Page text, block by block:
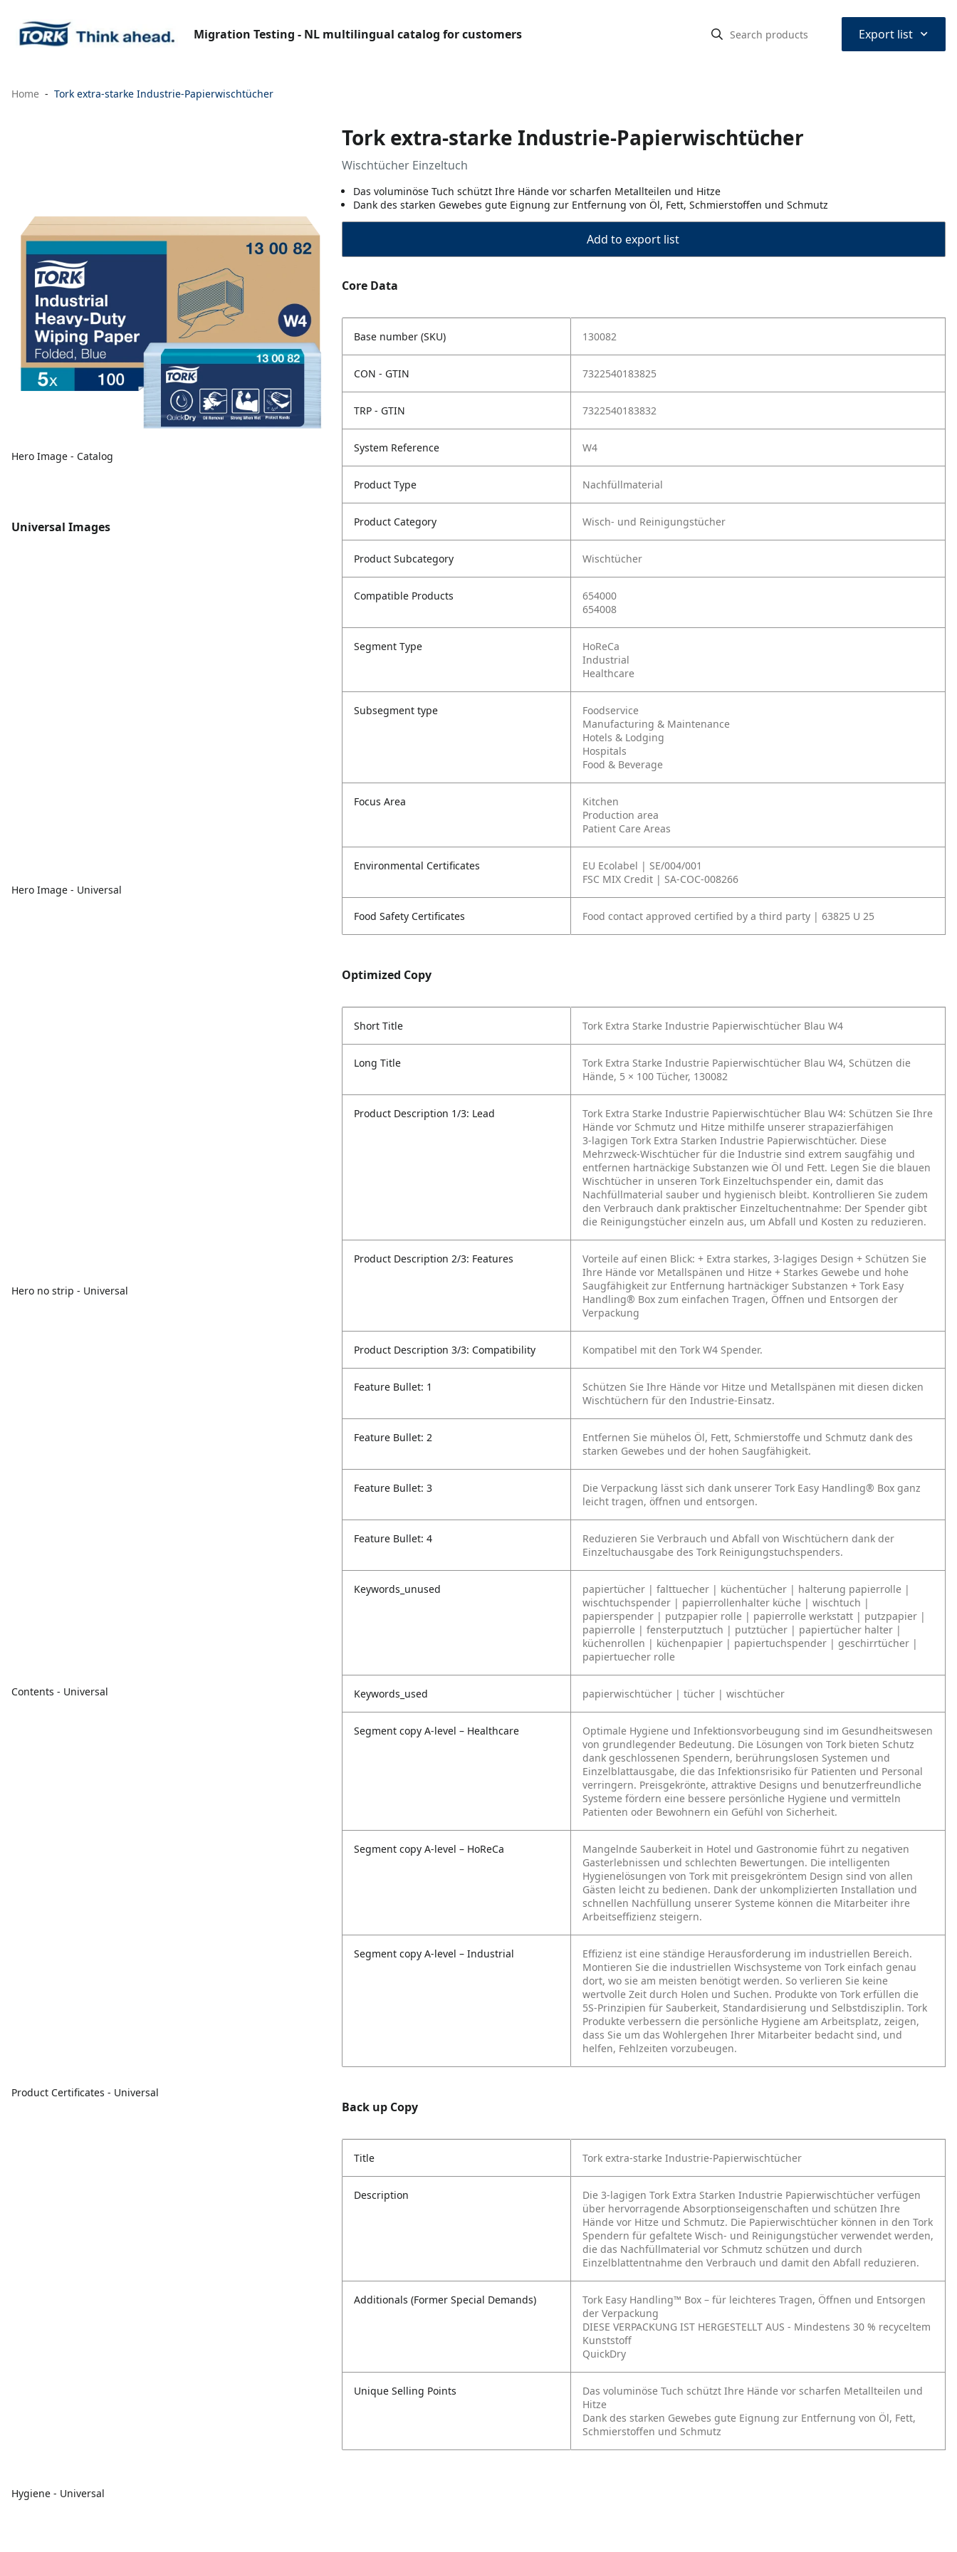
Migration Testing - NL multilingual catalog for customers Export list ⌃
Home Tork extra-starke Industrie-Papierwischtücher
Hero Image - Catalog
Universal Images
Hero Image - Universal
Hero no strip - Universal
Contents - Universal
Product Certificates - Universal
Hygiene - Universal
Tork extra-starke Industrie-Papierwischtücher
Wischtücher Einzeltuch
Das voluminöse Tuch schützt Ihre Hände vor scharfen Metallteilen und Hitze
Dank des starken Gewebes gute Eignung zur Entfernung von Öl, Fett, Schmierstoffen und Schmutz
Add to export list
Core Data
Base number (SKU) 130082
CON - GTIN 7322540183825
TRP - GTIN 7322540183832
System Reference W4
Product Type Nachfüllmaterial
Product Category Wisch- und Reinigungstücher
Product Subcategory Wischtücher
Compatible Products
654000
654008
Segment Type
HoReCa
Industrial
Healthcare
Subsegment type
Foodservice
Manufacturing & Maintenance
Hotels & Lodging
Hospitals
Food & Beverage
Focus Area
Kitchen
Production area
Patient Care Areas
Environmental Certificates
EU Ecolabel | SE/004/001
FSC MIX Credit | SA-COC-008266
Food Safety Certificates Food contact approved certified by a third party | 63825 U 25
Optimized Copy
Short Title Tork Extra Starke Industrie Papierwischtücher Blau W4
Long Title
Tork Extra Starke Industrie Papierwischtücher Blau W4, Schützen die
Hände, 5 × 100 Tücher, 130082
Product Description 1/3: Lead Tork Extra Starke Industrie Papierwischtücher Blau W4: Schützen Sie Ihre
Hände vor Schmutz und Hitze mithilfe unserer strapazierfähigen
3‑lagigen Tork Extra Starken Industrie Papierwischtücher. Diese
Mehrzweck-Wischtücher für die Industrie sind extrem saugfähig und
entfernen hartnäckige Substanzen wie Öl und Fett. Legen Sie die blauen
Wischtücher in unseren Tork Einzeltuchspender ein, damit das
Nachfüllmaterial sauber und hygienisch bleibt. Kontrollieren Sie zudem
den Verbrauch dank praktischer Einzeltuchentnahme: Der Spender gibt
die Reinigungstücher einzeln aus, um Abfall und Kosten zu reduzieren.
Product Description 2/3: Features Vorteile auf einen Blick: + Extra starkes, 3‑lagiges Design + Schützen Sie
Ihre Hände vor Metallspänen und Hitze + Starkes Gewebe und hohe
Saugfähigkeit zur Entfernung hartnäckiger Substanzen + Tork Easy
Handling® Box zum einfachen Tragen, Öffnen und Entsorgen der
Verpackung
Product Description 3/3: Compatibility Kompatibel mit den Tork W4 Spender.
Feature Bullet: 1
Schützen Sie Ihre Hände vor Hitze und Metallspänen mit diesen dicken
Wischtüchern für den Industrie-Einsatz.
Feature Bullet: 2
Entfernen Sie mühelos Öl, Fett, Schmierstoffe und Schmutz dank des
starken Gewebes und der hohen Saugfähigkeit.
Feature Bullet: 3
Die Verpackung lässt sich dank unserer Tork Easy Handling® Box ganz
leicht tragen, öffnen und entsorgen.
Feature Bullet: 4
Reduzieren Sie Verbrauch und Abfall von Wischtüchern dank der
Einzeltuchausgabe des Tork Reinigungstuchspenders.
Keywords_unused
papiertücher | falttuecher | küchentücher | halterung papierrolle |
wischtuchspender | papierrollenhalter küche | wischtuch |
papierspender | putzpapier rolle | papierrolle werkstatt | putzpapier |
papierrolle | fensterputztuch | putztücher | papiertücher halter |
küchenrollen | küchenpapier | papiertuchspender | geschirrtücher |
papiertuecher rolle
Keywords_used papierwischtücher | tücher | wischtücher
Segment copy A-level – Healthcare
Optimale Hygiene und Infektionsvorbeugung sind im Gesundheitswesen
von grundlegender Bedeutung. Die Lösungen von Tork bieten Schutz
dank geschlossenen Spendern, berührungslosen Systemen und
Einzelblattausgabe, die das Infektionsrisiko für Patienten und Personal
verringern. Preisgekrönte, attraktive Designs und benutzerfreundliche
Systeme fördern eine bessere persönliche Hygiene und vermitteln
Patienten oder Bewohnern ein Gefühl von Sicherheit.
Segment copy A-level – HoReCa
Mangelnde Sauberkeit in Hotel und Gastronomie führt zu negativen
Gasterlebnissen und schlechten Bewertungen. Die intelligenten
Hygienelösungen von Tork mit preisgekröntem Design sind von allen
Gästen leicht zu bedienen. Dank der unkomplizierten Installation und
schnellen Nachfüllung unserer Systeme können die Mitarbeiter ihre
Arbeitseffizienz steigern.
Segment copy A-level – Industrial
Effizienz ist eine ständige Herausforderung im industriellen Bereich.
Montieren Sie die industriellen Wischsysteme von Tork einfach genau
dort, wo sie am meisten benötigt werden. So verlieren Sie keine
wertvolle Zeit durch Holen und Suchen. Produkte von Tork erfüllen die
5S-Prinzipien für Sauberkeit, Standardisierung und Selbstdisziplin. Tork
Produkte verbessern die persönliche Hygiene am Arbeitsplatz, zeigen,
dass Sie um das Wohlergehen Ihrer Mitarbeiter bedacht sind, und
helfen, Fehlzeiten vorzubeugen.
Back up Copy
Title Tork extra-starke Industrie-Papierwischtücher
Description
Die 3-lagigen Tork Extra Starken Industrie Papierwischtücher verfügen
über hervorragende Absorptionseigenschaften und schützen Ihre
Hände vor Hitze und Schmutz. Die Papierwischtücher können in den Tork
Spendern für gefaltete Wisch- und Reinigungstücher verwendet werden,
die das Nachfüllmaterial vor Schmutz schützen und durch
Einzelblattentnahme den Verbrauch und damit den Abfall reduzieren.
Additionals (Former Special Demands)
Tork Easy Handling™ Box – für leichteres Tragen, Öffnen und Entsorgen
der Verpackung
DIESE VERPACKUNG IST HERGESTELLT AUS - Mindestens 30 % recyceltem
Kunststoff
QuickDry
Unique Selling Points
Das voluminöse Tuch schützt Ihre Hände vor scharfen Metallteilen und
Hitze
Dank des starken Gewebes gute Eignung zur Entfernung von Öl, Fett,
Schmierstoffen und Schmutz